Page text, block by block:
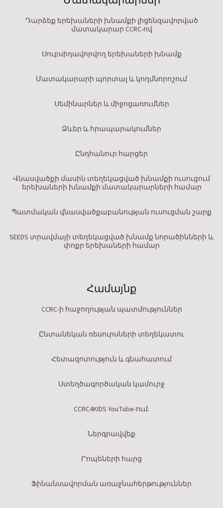
Դարձեք երեխաների խնամքի լիցենզավորված
մատակարար CCRC-ով
Սուբսիդավորվող երեխաների խնամք
Մատակարարի պորտալ և կողմնորոշում
Սեմինարներ և միջոցառումներ
Ձևեր և հրապարակումներ
Ընդհանուր հարցեր
Վնասվածքի մասին տեղեկացված խնամքի ուսուցում
երեխաների խնամքի մատակարարների համար
Պատմական վնասվածքաբանության ուսուցման շարք
SEEDS տրավմայի տեղեկացված խնամք նորածինների և
փոքր երեխաների համար
Համայնք
CCRC-ի հաջողության պատմություններ
Ընտանեկան ռեսուրսների տեղեկատու
Հետազոտություն և գնահատում
Ստեղծագործական կամուրջ
CCRC4KIDS YouTube-ում:
Ներգրավվեք
Րոպեների հարց
Ֆինանսավորման առաջնահերթություններ